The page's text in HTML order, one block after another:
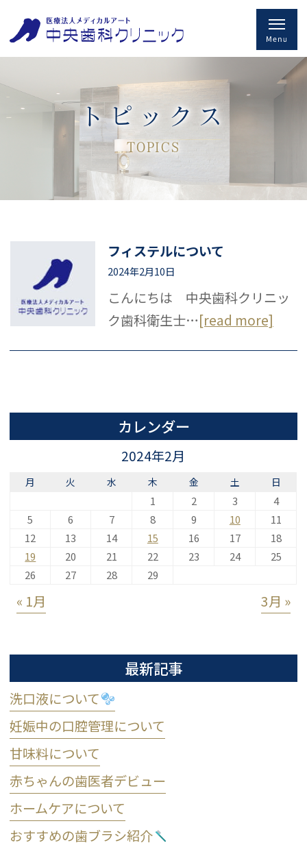
トピックス
TOPICS
フィステルについて
2024年2月10日
こんにちは 中央歯科クリニッ
ク歯科衛生士…[read more]
カレンダー
2024年2月
月 火 水 木 金 土 日
1 2 3
4
5
6 7 8 9 10
11
12
13 14 15 16 17
18
19
20 21 22 23 24
25
26
27 28 29
« 1月 3月 »
最新記事
洗口液について
妊娠中の口腔管理について
甘味料について
赤ちゃんの歯医者デビュー
ホームケアについて
おすすめの歯ブラシ紹介